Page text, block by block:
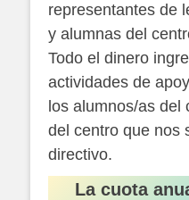
representantes de
y alumnas del
Todo el dinero
actividades de
los alumnos/as del
del centro que nos
directivo.
La cuota